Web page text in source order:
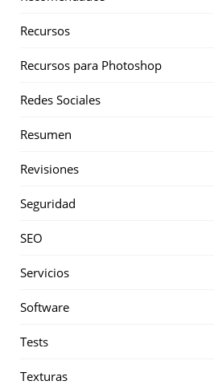
Recursos
Recursos para Photoshop
Redes Sociales
Resumen
Revisiones
Seguridad
SEO
Servicios
Software
Tests
Texturas